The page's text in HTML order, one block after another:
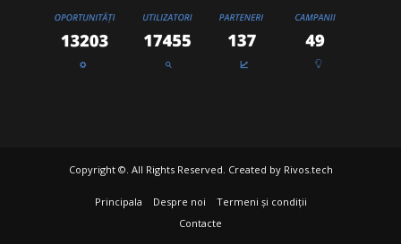
Copyright ©. All Rights Reserved. Created by Rivos.tech
Principala Despre noi
Termeni și condiții
Contacte